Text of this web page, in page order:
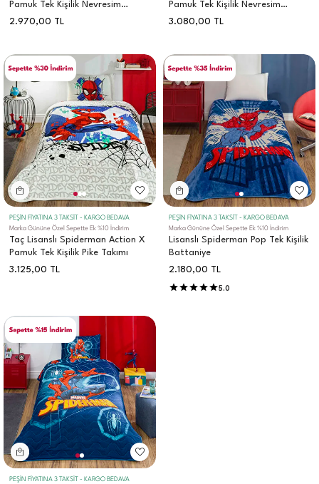
Takımı
2.970,00 TL
Takımı
3.080,00 TL
PEŞİN FİYATINA 3 TAKSİT - KARGO BEDAVA
Marka Gününe Özel Sepette Ek %10 İndirim
Taç Lisanslı Spiderman Action X
Pamuk Tek Kişilik Pike Takımı
3.125,00 TL
PEŞİN FİYATINA 3 TAKSİT - KARGO BEDAVA
Marka Gününe Özel Sepette Ek %10 İndirim
Lisanslı Spiderman Pop Tek Kişilik
Battaniye
2.180,00
PEŞİN FİYATINA 3 TAKSİT - KARGO BEDAVA
Marka Gününe Özel Sepette Ek %10 İndirim